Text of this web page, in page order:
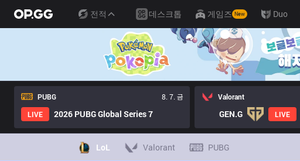
전적 데스크톱 게임즈 New Duo
PUBG
8. 7. 금
LIVE
2026 PUBG Global Series 7
Valorant
GEN.G LIVE
LoL Valorant PUBG